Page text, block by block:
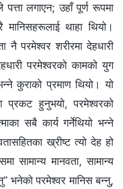
लगाएन; उहाँ पूर्ण रूपमा
थाहा थियो।
नै परमेश्‍वर शरीरमा देहधारी
परमेश्‍वरको कामको युग
कुराको प्रमाण थियो। यो
प्रकट हुनुभयो, परमेश्‍वरको
सबै कार्य गर्नेथियो भन्‍ने
ख्रीष्ट त्यो देह हो
सामान्य मानवता, सामान्य
भनेको परमेश्‍वर मानिस बन्नु,